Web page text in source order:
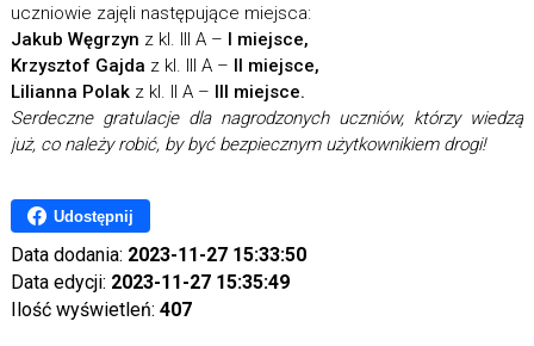
uczniowie zajęli następujące miejsca:
Jakub Węgrzyn z kl. III A – I miejsce,
Krzysztof Gajda z kl. III A – II miejsce,
Lilianna Polak z kl. II A – III miejsce.
Serdeczne gratulacje dla nagrodzonych uczniów, którzy wiedzą
już, co należy robić, by być bezpiecznym użytkownikiem drogi!
Udostępnij
Data dodania: 2023-11-27 15:33:50
Data edycji: 2023-11-27 15:35:49
Ilość wyświetleń: 407